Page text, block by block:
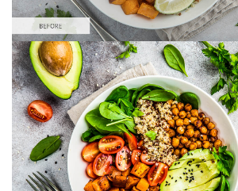
Si prega di Selezionare
Food Preset Lightroom #9
Interior Photography
(40 Lr Presets)
Real Estate Collection